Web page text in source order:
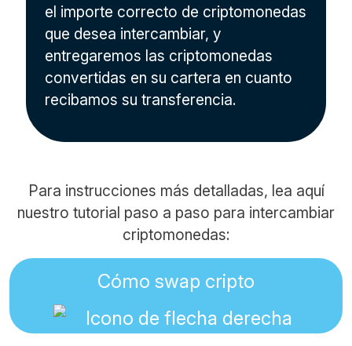
el importe correcto de criptomonedas
que desea intercambiar, y
entregaremos las criptomonedas
convertidas en su cartera en cuanto
recibamos su transferencia.
Para instrucciones más detalladas, lea aquí
nuestro tutorial paso a paso para intercambiar
criptomonedas:
Cómo swap cripto